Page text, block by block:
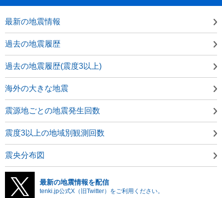
最新の地震情報
過去の地震履歴
過去の地震履歴(震度3以上)
海外の大きな地震
震源地ごとの地震発生回数
震度3以上の地域別観測回数
震央分布図
最新の地震情報を配信
tenki.jp公式X（旧Twitter）をご利用ください。